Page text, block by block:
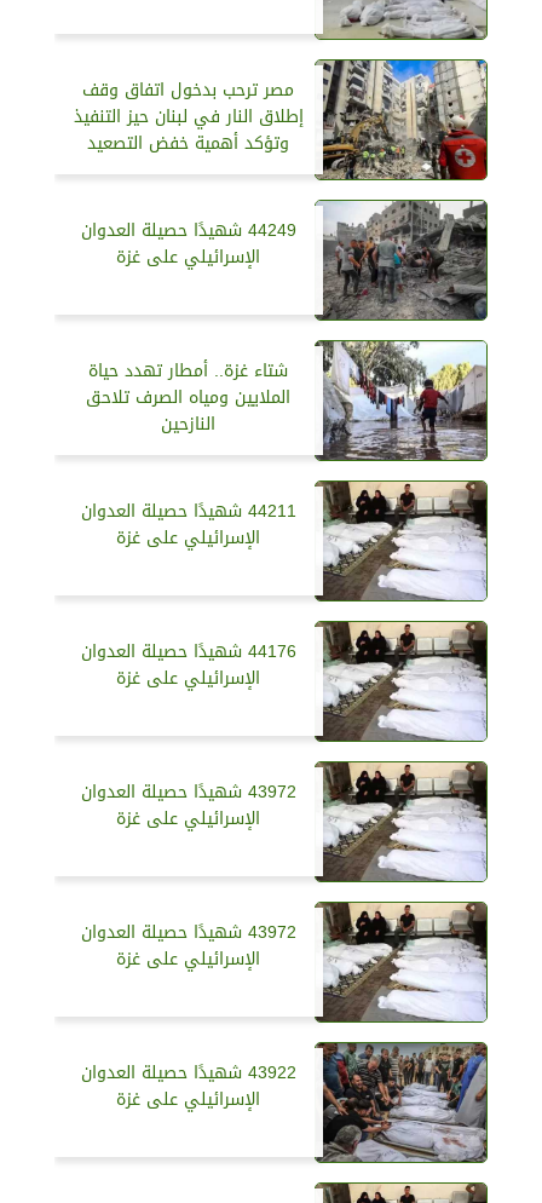
مصر ترحب بدخول اتفاق وقف
إطلاق النار في لبنان حيز التنفيذ
وتؤكد أهمية خفض التصعيد
44249 شهيدًا حصيلة العدوان
الإسرائيلي على غزة
شتاء غزة.. أمطار تهدد حياة
الملايين ومياه الصرف تلاحق
النازحين
44211 شهيدًا حصيلة العدوان
الإسرائيلي على غزة
44176 شهيدًا حصيلة العدوان
الإسرائيلي على غزة
43972 شهيدًا حصيلة العدوان
الإسرائيلي على غزة
43972 شهيدًا حصيلة العدوان
الإسرائيلي على غزة
43922 شهيدًا حصيلة العدوان
الإسرائيلي على غزة